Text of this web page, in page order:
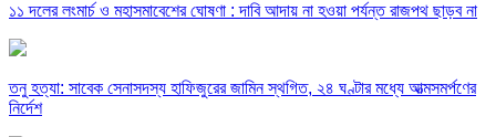
১১ দলের লংমার্চ ও মহাসমাবেশের ঘোষণা : দাবি আদায় না হওয়া পর্যন্ত রাজপথ ছাড়ব না
তনু হত্যা: সাবেক সেনাসদস্য হাফিজুরের জামিন স্থগিত, ২৪ ঘণ্টার মধ্যে আত্মসমর্পণের
নির্দেশ